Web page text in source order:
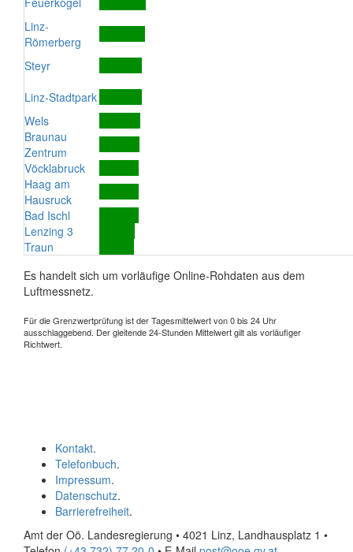
Linz-
Römerberg
Steyr
Linz-Stadtpark
Wels
Braunau
Zentrum
Vöcklabruck
Haag am
Hausruck
Bad Ischl
Lenzing 3
Traun
Es handelt sich um vorläufige Online-Rohdaten aus dem
Luftmessnetz.
Für die Grenzwertprüfung ist der Tagesmittelwert von 0 bis 24 Uhr
ausschlaggebend. Der gleitende 24-Stunden Mittelwert gilt als vorläufiger
Richtwert.
Kontakt.
Telefonbuch.
Impressum.
Datenschutz.
Barrierefreiheit.
Amt der Oö. Landesregierung • 4021 Linz, Landhausplatz 1 •